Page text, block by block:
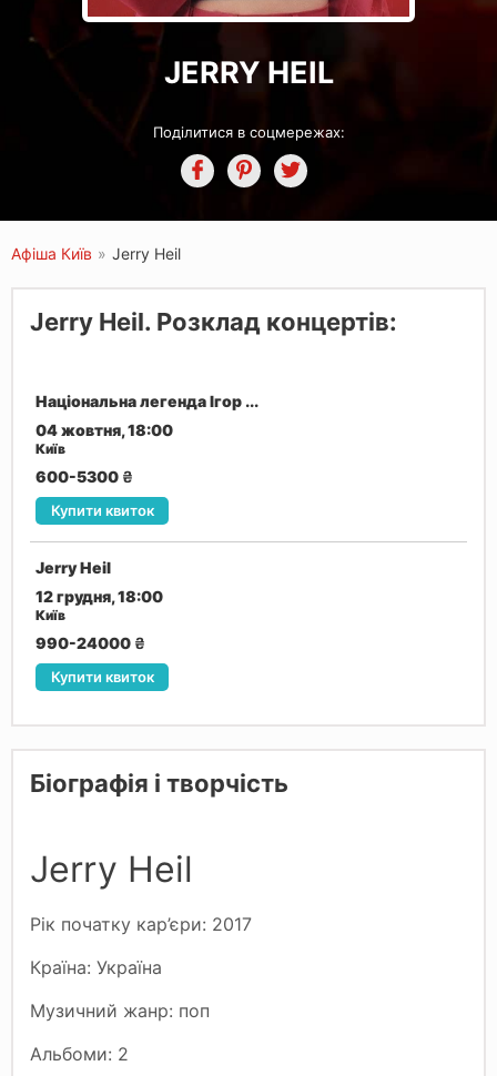
JERRY HEIL
Поділитися в соцмережах:
Афіша Київ » Jerry Heil
Jerry Heil. Розклад концертів:
Національна легенда Ігор ...
04 жовтня, 18:00
Київ
600-5300 ₴
Купити квиток
Jerry Heil
12 грудня, 18:00
Київ
990-24000 ₴
Купити квиток
Біографія і творчість
Jerry Heil
Рік початку кар’єри: 2017
Країна: Україна
Музичний жанр: поп
Альбоми: 2